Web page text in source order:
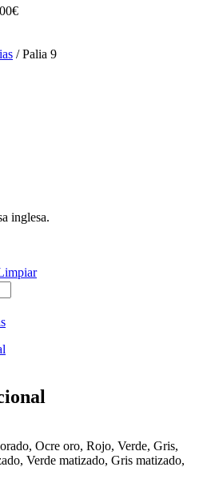
€Rango
desde
/ Palia 9
inglesa.
Ocre oro, Rojo, Verde, Gris,
Verde matizado, Gris matizado,